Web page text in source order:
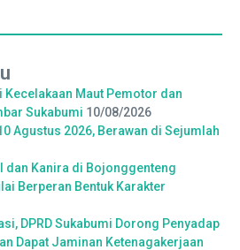
Maut Pemotor dan
Sukabumi 10/08/2026
Agustus 2026, Berawan di Sejumlah
dan Kanira di Bojonggenteng
Berperan Bentuk Karakter
DPRD Sukabumi Dorong Penyadap
Dapat Jaminan Ketenagakerjaan